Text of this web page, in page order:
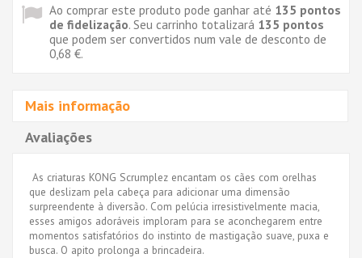
Ao comprar este produto pode ganhar até 135 pontos
de fidelização. Seu carrinho totalizará 135 pontos
que podem ser convertidos num vale de desconto de
0,68 €.
Mais informação
Avaliações
As criaturas KONG Scrumplez encantam os cães com orelhas
que deslizam pela cabeça para adicionar uma dimensão
surpreendente à diversão. Com pelúcia irresistivelmente macia,
esses amigos adoráveis imploram para se aconchegarem entre
momentos satisfatórios do instinto de mastigação suave, puxa e
busca. O apito prolonga a brincadeira.